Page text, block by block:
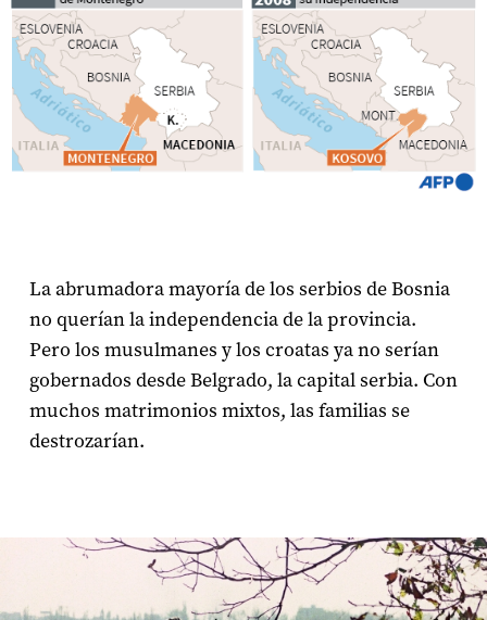
La abrumadora mayoría de los serbios de Bosnia
no querían la independencia de la provincia.
Pero los musulmanes y los croatas ya no serían
gobernados desde Belgrado, la capital serbia. Con
muchos matrimonios mixtos, las familias se
destrozarían.